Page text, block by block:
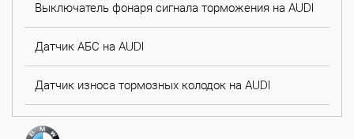
Выключатель фонаря сигнала торможения на AUDI
Датчик АБС на AUDI
Датчик износа тормозных колодок на AUDI